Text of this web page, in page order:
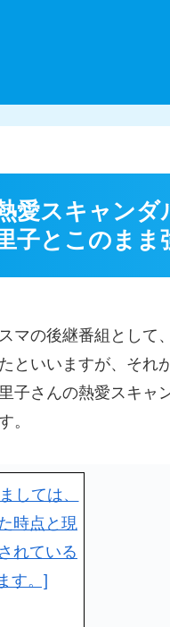
愛スキャン
子とこのま
マの後継番組として
といいますが、それ
子さんの熱愛スキャ
。